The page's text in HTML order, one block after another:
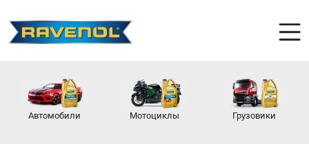
Автомобили Мотоциклы Грузовики